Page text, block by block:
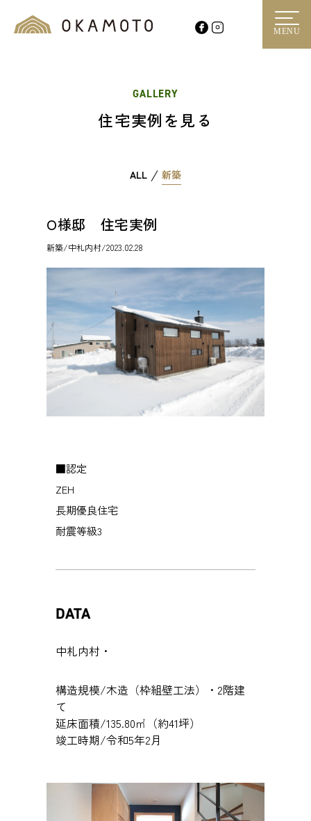
MENU
GALLERY
住宅実例を見る
ALL 新築
O様邸 住宅実例
新築/中札内村/2023.02.28
■認定
ZEH
長期優良住宅
耐震等級3
DATA
中札内村・
構造規模/木造（枠組壁工法）・2階建
て
延床面積/135.80㎡（約41坪）
竣工時期/令和5年2月